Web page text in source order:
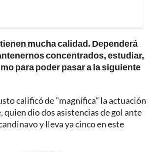
mucha calidad. Dependerá
concentrados, estudiar,
para poder pasar a la siguiente
calificó de "magnífica" la actuación
quien dio dos asistencias de gol ante
y lleva ya cinco en este